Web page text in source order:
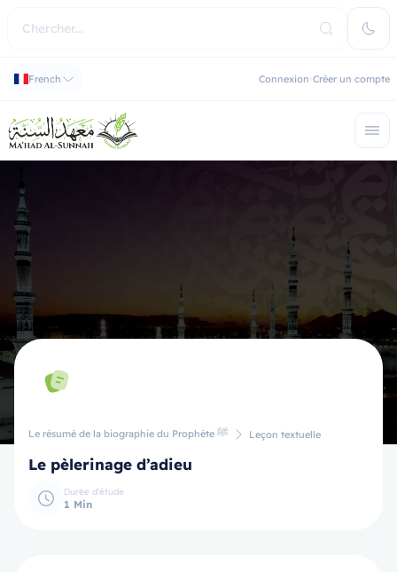
French Connexion Créer un compte
Le résumé de la biographie du Prophète ﷺ Leçon textuelle
Le pèlerinage d’adieu
Durée d'étude
1 Min